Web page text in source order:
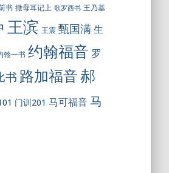
书 撒母耳记上 歌罗西书 王乃基
王滨 王震 甄国满 生
翰一书 约翰福音 罗
书 路加福音郝
门训201 马可福音 马